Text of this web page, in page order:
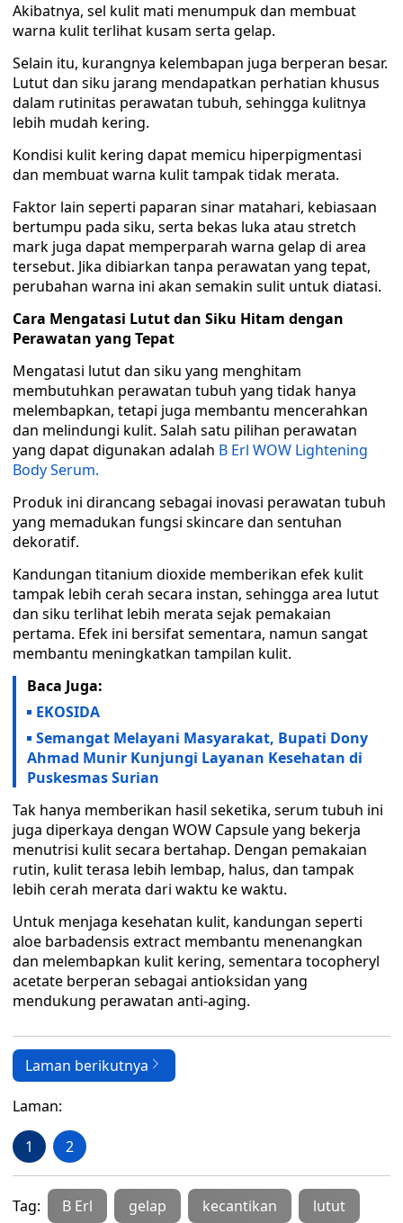
Akibatnya, sel kulit mati menumpuk dan membuat
warna kulit terlihat kusam serta gelap.
Selain itu, kurangnya kelembapan juga berperan besar.
Lutut dan siku jarang mendapatkan perhatian khusus
dalam rutinitas perawatan tubuh, sehingga kulitnya
lebih mudah kering.
Kondisi kulit kering dapat memicu hiperpigmentasi
dan membuat warna kulit tampak tidak merata.
Faktor lain seperti paparan sinar matahari, kebiasaan
bertumpu pada siku, serta bekas luka atau stretch
mark juga dapat memperparah warna gelap di area
tersebut. Jika dibiarkan tanpa perawatan yang tepat,
perubahan warna ini akan semakin sulit untuk diatasi.
Cara Mengatasi Lutut dan Siku Hitam dengan
Perawatan yang Tepat
Mengatasi lutut dan siku yang menghitam
membutuhkan perawatan tubuh yang tidak hanya
melembapkan, tetapi juga membantu mencerahkan
dan melindungi kulit. Salah satu pilihan perawatan
yang dapat digunakan adalah B Erl WOW Lightening
Body Serum.
Produk ini dirancang sebagai inovasi perawatan tubuh
yang memadukan fungsi skincare dan sentuhan
dekoratif.
Kandungan titanium dioxide memberikan efek kulit
tampak lebih cerah secara instan, sehingga area lutut
dan siku terlihat lebih merata sejak pemakaian
pertama. Efek ini bersifat sementara, namun sangat
membantu meningkatkan tampilan kulit.
Baca Juga:
EKOSIDA
Semangat Melayani Masyarakat, Bupati Dony
Ahmad Munir Kunjungi Layanan Kesehatan di
Puskesmas Surian
Tak hanya memberikan hasil seketika, serum tubuh ini
juga diperkaya dengan WOW Capsule yang bekerja
menutrisi kulit secara bertahap. Dengan pemakaian
rutin, kulit terasa lebih lembap, halus, dan tampak
lebih cerah merata dari waktu ke waktu.
Untuk menjaga kesehatan kulit, kandungan seperti
aloe barbadensis extract membantu menenangkan
dan melembapkan kulit kering, sementara tocopheryl
acetate berperan sebagai antioksidan yang
mendukung perawatan anti-aging.
Laman berikutnya
Laman:
1 2
Tag: B Erl gelap kecantikan lutut